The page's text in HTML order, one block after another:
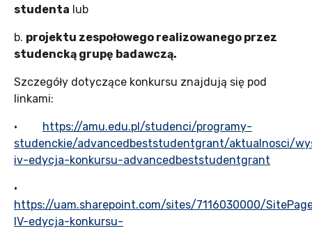
studenta lub
b. projektu zespołowego realizowanego przez
studencką grupę badawczą.
Szczegóły dotyczące konkursu znajdują się pod
linkami:
· https://amu.edu.pl/studenci/programy-
studenckie/advancedbeststudentgrant/aktualnosci/
iv-edycja-konkursu-advancedbeststudentgrant
·
https://uam.sharepoint.com/sites/7116030000/
IV-edycja-konkursu-